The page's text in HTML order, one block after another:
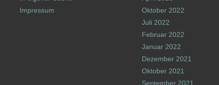
Impressum
Oktober 2022
Juli 2022
Februar 2022
Januar 2022
Dezember 2021
Oktober 2021
September 2021